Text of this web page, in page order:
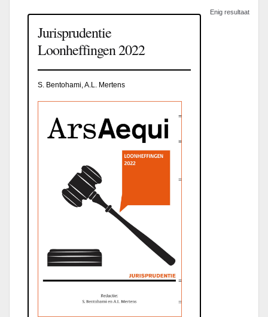
Enig resultaat
Jurisprudentie
Loonheffingen 2022
S. Bentohami, A.L. Mertens